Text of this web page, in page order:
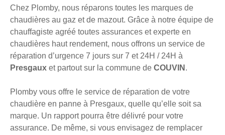
Chez Plomby, nous réparons toutes les marques de
chaudières au gaz et de mazout. Grâce à notre équipe de
chauffagiste agréé toutes assurances et experte en
chaudières haut rendement, nous offrons un service de
réparation d’urgence 7 jours sur 7 et 24H / 24H à
Presgaux et partout sur la commune de COUVIN .
Plomby vous offre le service de réparation de votre
chaudière en panne à Presgaux, quelle qu’elle soit sa
marque. Un rapport pourra être délivré pour votre
assurance. De même, si vous envisagez de remplacer